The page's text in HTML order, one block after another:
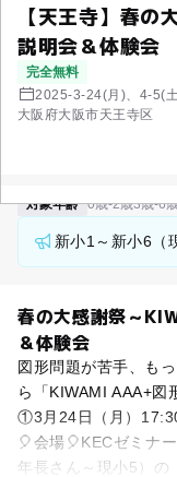
【天王寺】春の
説明会＆体験会
完全無料
2025-3-24(月)、4-5(
大阪府大阪市天王寺区
対象年齢 0歳-2歳3歳-6
新小1～新小6（
春の大感謝祭～
＆体験会
図形問題が苦手、も
ら「KIWAMI AAA+図
①3月24日（月）
🎈会場🎈KECゼミナ
年長さん～現小5）の